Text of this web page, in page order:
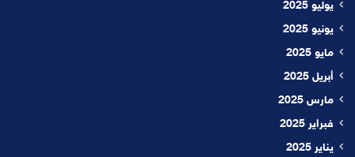
يوليو 2025
يونيو 2025
مايو 2025
أبريل 2025
مارس 2025
فبراير 2025
يناير 2025